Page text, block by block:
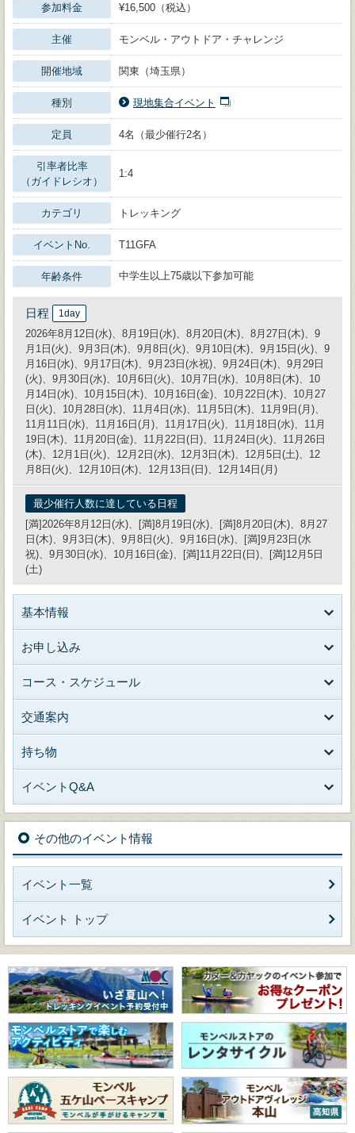
参加料金 ¥16,500（税込）
主催 モンベル・アウトドア・チャレンジ
開催地域 関東（埼玉県）
種別 現地集合イベント
定員 4名（最少催行2名）
引率者比率
（ガイドレシオ）
1:4
カテゴリ トレッキング
イベントNo. T11GFA
年齢条件 中学生以上75歳以下参加可能
日程 1day
2026年8月12日(水)、8月19日(水)、8月20日(木)、8月27日(木)、9
月1日(火)、9月3日(木)、9月8日(火)、9月10日(木)、9月15日(火)、9
月16日(水)、9月17日(木)、9月23日(水祝)、9月24日(木)、9月29日
(火)、9月30日(水)、10月6日(火)、10月7日(水)、10月8日(木)、10
月14日(水)、10月15日(木)、10月16日(金)、10月22日(木)、10月27
日(火)、10月28日(水)、11月4日(水)、11月5日(木)、11月9日(月)、
11月11日(水)、11月16日(月)、11月17日(火)、11月18日(水)、11月
19日(木)、11月20日(金)、11月22日(日)、11月24日(火)、11月26日
(木)、12月1日(火)、12月2日(水)、12月3日(木)、12月5日(土)、12
月8日(火)、12月10日(木)、12月13日(日)、12月14日(月)
最少催行人数に達している日程
[満]2026年8月12日(水)、[満]8月19日(水)、[満]8月20日(木)、8月27
日(木)、9月3日(木)、9月8日(火)、9月16日(水)、[満]9月23日(水
祝)、9月30日(水)、10月16日(金)、[満]11月22日(日)、[満]12月5日
(土)
基本情報
お申し込み
コース・スケジュール
交通案内
持ち物
イベントQ&A
その他のイベント情報
イベント一覧
イベント トップ